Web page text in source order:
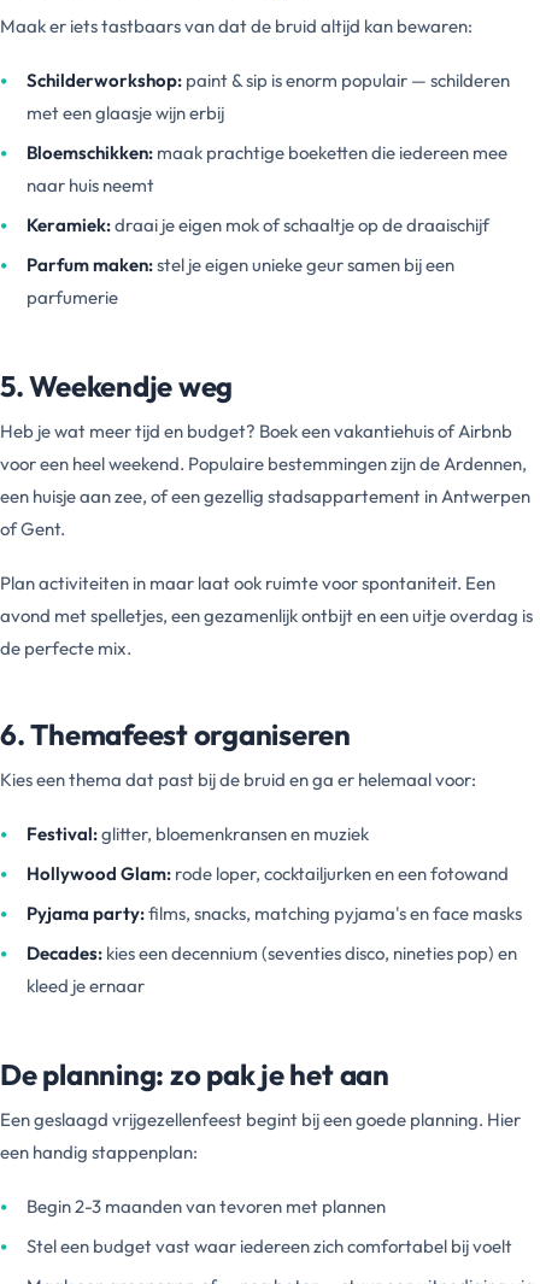
Maak er iets tastbaars van dat de bruid altijd kan bewaren:
Schilderworkshop: paint & sip is enorm populair — schilderen
met een glaasje wijn erbij
Bloemschikken: maak prachtige boeketten die iedereen mee
naar huis neemt
Keramiek:draai je eigen mok of schaaltje op de draaischijf
Parfum maken:stel je eigen unieke geur samen bij een
parfumerie
5. Weekendje weg
Heb je wat meer tijd en budget? Boek een vakantiehuis of Airbnb
voor een heel weekend. Populaire bestemmingen zijn de Ardennen,
een huisje aan zee, of een gezellig stadsappartement in Antwerpen
of Gent.
Plan activiteiten in maar laat ook ruimte voor spontaniteit. Een
avond met spelletjes, een gezamenlijk ontbijt en een uitje overdag is
de perfecte mix.
6. Themafeest organiseren
Kies een thema dat past bij de bruid en ga er helemaal voor:
Festival:glitter, bloemenkransen en muziek
Hollywood Glam: rode loper, cocktailjurken en een fotowand
Pyjama party:films, snacks, matching pyjama's en face masks
Decades: kies een decennium (seventies disco, nineties pop) en
kleed je ernaar
De planning: zo pak je het aan
Een geslaagd vrijgezellenfeest begint bij een goede planning. Hier
een handig stappenplan:
Begin 2-3 maanden van tevoren met plannen
Stel een budget vast waar iedereen zich comfortabel bij voelt